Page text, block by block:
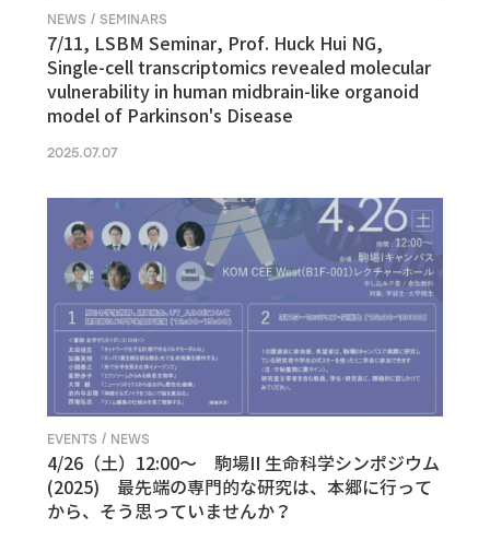
NEWS / SEMINARS
7/11, LSBM Seminar, Prof. Huck Hui NG,
Single-cell transcriptomics revealed molecular
vulnerability in human midbrain-like organoid
model of Parkinson's Disease
2025.07.07
EVENTS / NEWS
4/26（土）12:00〜 駒場II 生命科学シンポジウム
(2025) 最先端の専門的な研究は、本郷に行って
から、そう思っていませんか？